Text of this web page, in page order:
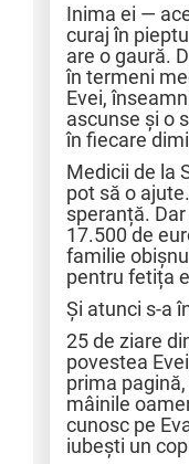
Inima ei —
curaj în
are o gaură.
în termeni
Evei,
ascunse și o
în fiecare
Medicii de la
pot să o
speranță.
17.500 de
familie
pentru fetița
Și atunci s-a
25 de ziare
povestea
prima
mâinile
cunosc pe
iubești un